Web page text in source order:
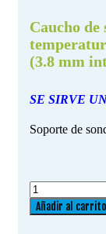
Caucho
(3.8 mm
SE SIRVE
Soporte de
Caucho
de
Añadir al carrito